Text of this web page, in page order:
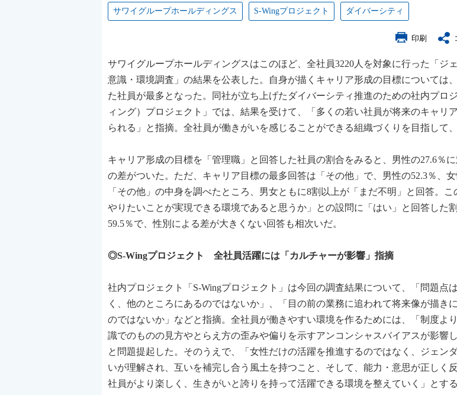
サワイグループホールディングス S-Wingプロジェクト ダイバーシティ
印刷
サワイグループホールディングスはこのほど、全社員3220人を対象に行った「ジ
意識・環境調査」の結果を公表した。自身が描くキャリア形成の目標については
た社員が最多となった。同社が立ち上げたダイバーシティ推進のための社内プロ
ィング）プロジェクト」では、結果を受けて、「多くの若い社員が将来のキャリ
られる」と指摘。全社員が働きがいを感じることができる組織づくりを目指して
キャリア形成の目標を「管理職」と回答した社員の割合をみると、男性の27.6％
の差がついた。ただ、キャリア目標の最多回答は「その他」で、男性の52.3％、女
「その他」の中身を調べたところ、男女ともに8割以上が「まだ不明」と回答。
やりたいことが実現できる環境であると思うか」との設問に「はい」と回答した
59.5％で、性別による差が大きくない回答も相次いだ。
◎S-Wingプロジェクト 全社員活躍には「カルチャーが影響」指摘
社内プロジェクト「S-Wingプロジェクト」は今回の調査結果について、「問題点
く、他のところにあるのではないか」、「目の前の業務に追われて将来像が描き
のではないか」などと指摘。全社員が働きやすい環境を作るためには、「制度よ
識でのものの見方やとらえ方の歪みや偏りを示すアンコンシャスバイアスが影響
と問題提起した。そのうえで、「女性だけの活躍を推進するのではなく、ジェン
いが理解され、互いを補完し合う風土を持つこと、そして、能力・意思が正しく
社員がより楽しく、生きがいと誇りを持って活躍できる環境を整えていく」とす